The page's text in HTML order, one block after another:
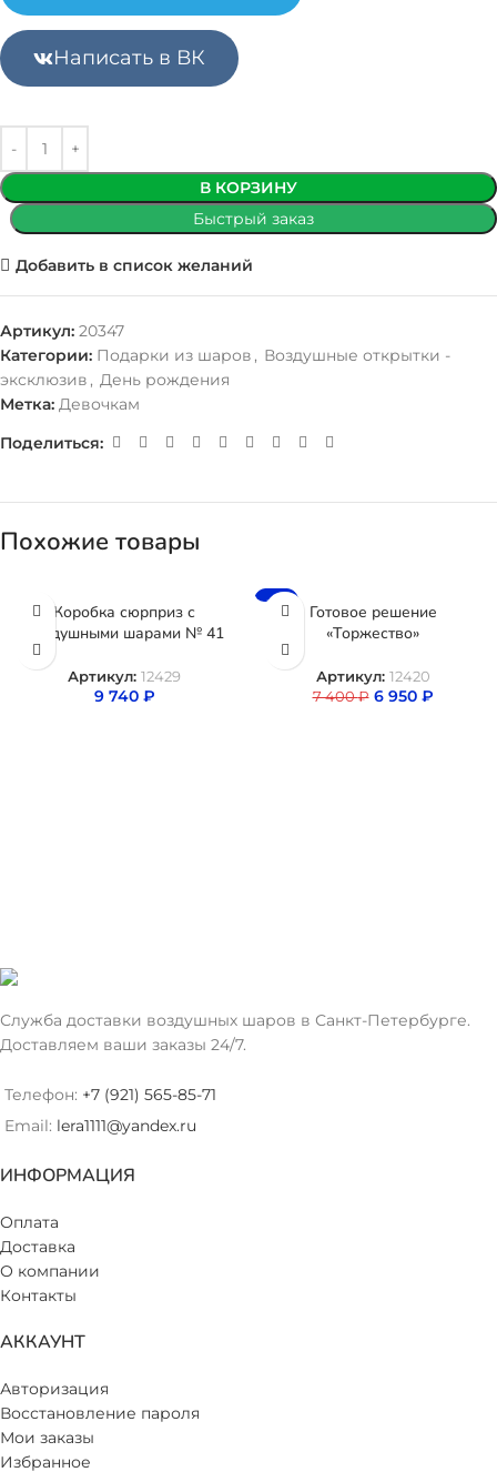
Написать в ВК
В КОРЗИНУ
Быстрый заказ
Добавить в список желаний
Артикул: 20347
Категории: Подарки из шаров , Воздушные открытки -
эксклюзив , День рождения
Метка: Девочкам
Поделиться:
Похожие товары
Коробка сюрприз с
воздушными шарами № 41
Артикул: 12429
9 740 ₽
-6%
Готовое решение
«Торжество»
Артикул: 12420
7 400₽ 6 950 ₽
Служба доставки воздушных шаров в Санкт-Петербурге.
Доставляем ваши заказы 24/7.
Телефон: +7 (921) 565-85-71
Email: lera1111@yandex.ru
ИНФОРМАЦИЯ
Оплата
Доставка
О компании
Контакты
АККАУНТ
Авторизация
Восстановление пароля
Мои заказы
Избранное